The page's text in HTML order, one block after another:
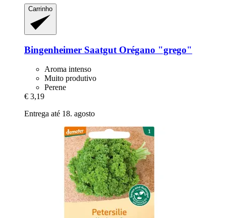
Carrinho
Bingenheimer Saatgut Orégano "grego"
Aroma intenso
Muito produtivo
Perene
€ 3,19
Entrega até 18. agosto